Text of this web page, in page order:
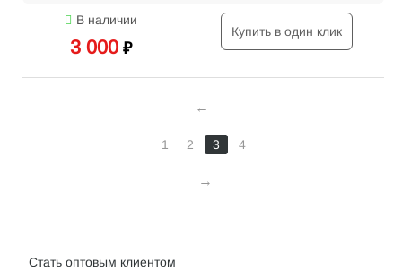
В наличии
3 000 ₽
Купить в один клик
1 2 3 4
Стать оптовым клиентом